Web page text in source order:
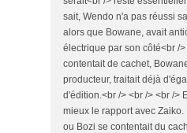
sait, Wendo n'a pas réussi
alors que Bowane, avait
électrique par son côté<br /
contentait de cachet,
producteur, traitait déjà
d'édition.<br /> <br /> <br />
mieux le rapport avec
ou Bozi se contentait du